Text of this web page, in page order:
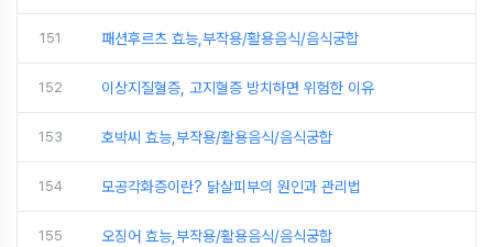
151 패션후르츠 효능,부작용/활용음식/음식궁합
152 이상지질혈증, 고지혈증 방치하면 위험한 이유
153 호박씨 효능,부작용/활용음식/음식궁합
154 모공각화증이란? 닭살피부의 원인과 관리법
155 오징어 효능,부작용/활용음식/음식궁합